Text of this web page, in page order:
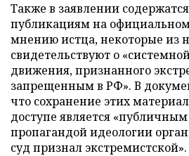
Также в заявлении
публикациям на официальном
мнению истца, некоторые из
свидетельствуют о
движения, признанного
запрещенным в РФ». В
что сохранение этих
доступе является
пропагандой идеологии
суд признал экстремистской».